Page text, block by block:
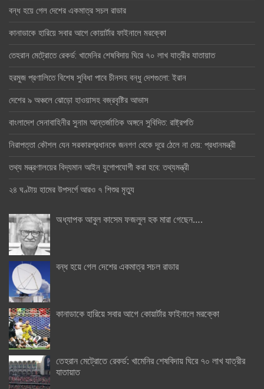
বন্ধ হয়ে গেল দেশের একমাত্র সচল রাডার
কানাডাকে হারিয়ে সবার আগে কোয়ার্টার ফাইনালে মরক্কো
তেহরান মেট্রোতে রেকর্ড: খামেনির শেষবিদায় ঘিরে ৭০ লাখ যাত্রীর যাতায়াত
হরমুজ প্রণালিতে বিশেষ সুবিধা পাবে চীনসহ বন্ধু দেশগুলো: ইরান
দেশের ৯ অঞ্চলে ঝোড়ো হাওয়াসহ বজ্রবৃষ্টির আভাস
বাংলাদেশ সেনাবাহিনীর সুনাম আন্তর্জাতিক অঙ্গনে সুবিদিত: রাষ্ট্রপতি
নিরাপত্তা কৌশল যেন সরকারপ্রধানকে জনগণ থেকে দূরে ঠেলে না দেয়: প্রধানমন্ত্রী
তথ্য মন্ত্রণালয়ের বিদ্যমান আইন যুগোপযোগী করা হবে: তথ্যমন্ত্রী
২৪ ঘণ্টায় হামের উপসর্গে আরও ৭ শিশুর মৃত্যু
অধ্যাপক আবুল কাসেম ফজলুল হক মারা গেছেন….
বন্ধ হয়ে গেল দেশের একমাত্র সচল রাডার
কানাডাকে হারিয়ে সবার আগে কোয়ার্টার ফাইনালে মরক্কো
তেহরান মেট্রোতে রেকর্ড: খামেনির শেষবিদায় ঘিরে ৭০ লাখ যাত্রীর
যাতায়াত